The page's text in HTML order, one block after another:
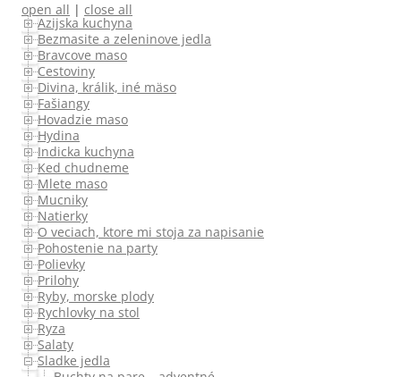
open all | close all
Azijska kuchyna
Bezmasite a zeleninove jedla
Bravcove maso
Cestoviny
Divina, králik, iné mäso
Fašiangy
Hovadzie maso
Hydina
Indicka kuchyna
Ked chudneme
Mlete maso
Mucniky
Natierky
O veciach, ktore mi stoja za napisanie
Pohostenie na party
Polievky
Prilohy
Ryby, morske plody
Rychlovky na stol
Ryza
Salaty
Sladke jedla